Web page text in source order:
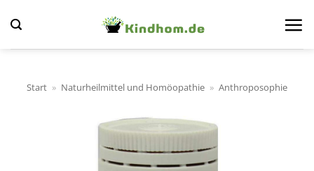
Inhalt
springen
Start » Naturheilmittel und Homöopathie » Anthroposophie